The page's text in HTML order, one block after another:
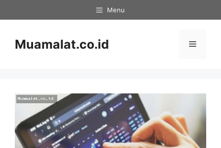
to
Menu
Muamalat.co.id Menu